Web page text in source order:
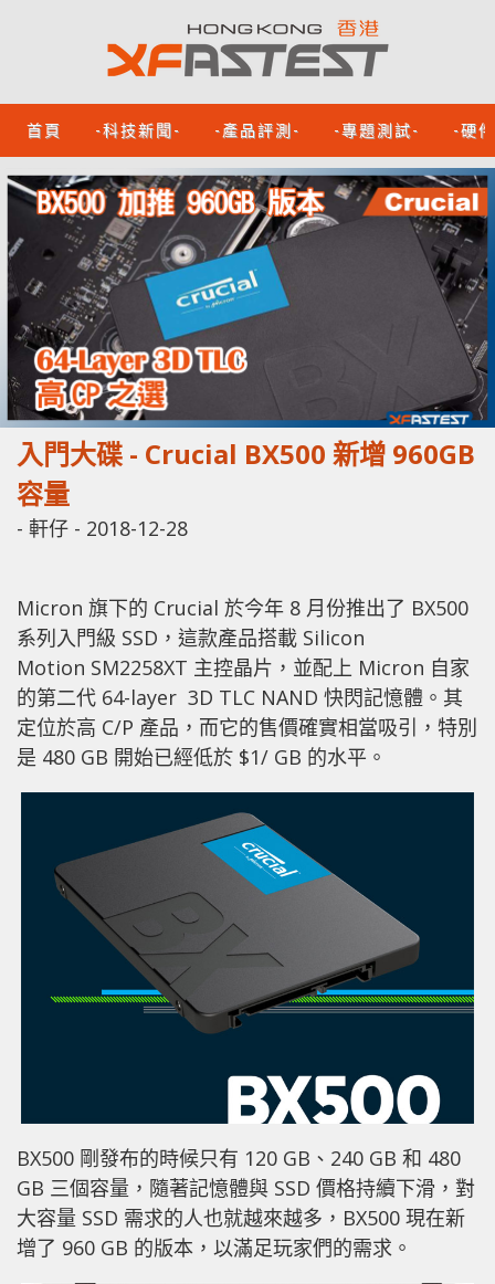
首頁 -科技新聞- -產品評測- -專題測試- -硬
入門大碟 - Crucial BX500 新增 960GB
容量
- 軒仔 - 2018-12-28
Micron 旗下的 Crucial 於今年 8 月份推出了 BX500
系列入門級 SSD，這款產品搭載 Silicon
Motion SM2258XT 主控晶片，並配上 Micron 自家
的第二代 64-layer 3D TLC NAND 快閃記憶體。其
定位於高 C/P 產品，而它的售價確實相當吸引，特別
是 480 GB 開始已經低於 $1/ GB 的水平。
BX500 剛發布的時候只有 120 GB、240 GB 和 480
GB 三個容量，隨著記憶體與 SSD 價格持續下滑，對
大容量 SSD 需求的人也就越來越多，BX500 現在新
增了 960 GB 的版本，以滿足玩家們的需求。